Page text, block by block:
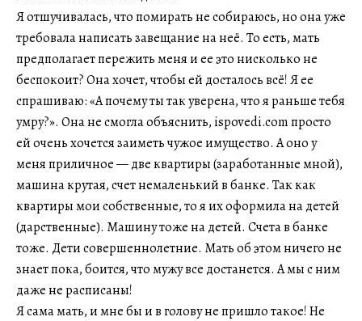
Я отшучивалась, что помирать не собираюсь, но она уже
требовала написать завещание на неё. То есть, мать
предполагает пережить меня и ее это нисколько не
беспокоит? Она хочет, чтобы ей досталось всё! Я ее
спрашиваю: «А почему ты так уверена, что я раньше тебя
умру?». Она не смогла объяснить, ispovedi.com просто
ей очень хочется заиметь чужое имущество. А оно у
меня приличное — две квартиры (заработанные мной),
машина крутая, счет немаленький в банке. Так как
квартиры мои собственные, то я их оформила на детей
(дарственные). Машину тоже на детей. Счета в банке
тоже. Дети совершеннолетние. Мать об этом ничего не
знает пока, боится, что мужу все достанется. А мы с ним
даже не расписаны!
Я сама мать, и мне бы и в голову не пришло такое! Не